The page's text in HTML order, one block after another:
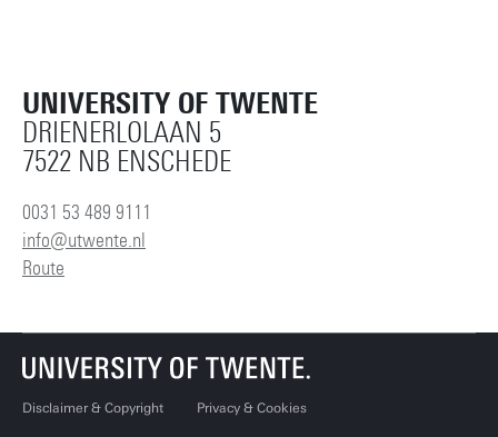
UNIVERSITY OF TWENTE
DRIENERLOLAAN 5
7522 NB ENSCHEDE
0031 53 489 9111
info@utwente.nl
Route
Disclaimer & Copyright Privacy & Cookies